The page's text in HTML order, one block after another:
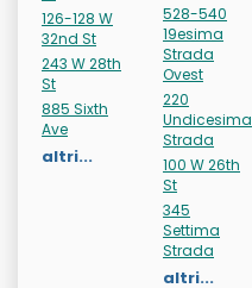
126-128 W
32nd St
243 W 28th
St
885 Sixth
Ave
altri...
528-540
19esima
Strada
Ovest
220
Undicesima
Strada
100 W 26th
St
345
Settima
Strada
altri...